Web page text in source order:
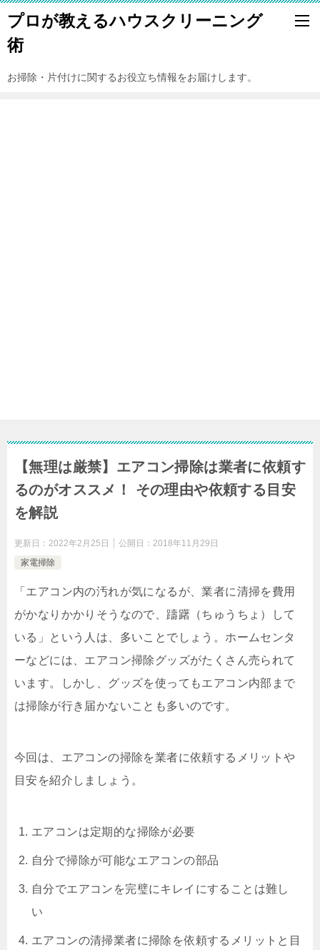
プロが教えるハウスクリーニング
術
お掃除・片付けに関するお役立ち情報をお届けします。
【無理は厳禁】エアコン掃除は業者に依頼す
るのがオススメ！ その理由や依頼する目安
を解説
更新日： 2022年2月25日 公開日： 2018年11月29日
家電掃除
「エアコン内の汚れが気になるが、業者に清掃を費用
がかなりかかりそうなので、躊躇（ちゅうちょ）して
いる」という人は、多いことでしょう。ホームセンタ
ーなどには、エアコン掃除グッズがたくさん売られて
います。しかし、グッズを使ってもエアコン内部まで
は掃除が行き届かないことも多いのです。
今回は、エアコンの掃除を業者に依頼するメリットや
目安を紹介しましょう。
エアコンは定期的な掃除が必要
自分で掃除が可能なエアコンの部品
自分でエアコンを完璧にキレイにすることは難し
い
エアコンの清掃業者に掃除を依頼するメリットと目